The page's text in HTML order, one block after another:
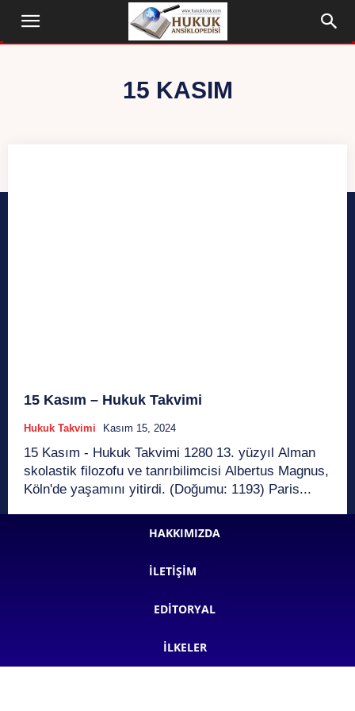
15 KASIM
15 Kasım – Hukuk Takvimi
Hukuk Takvimi Kasım 15, 2024
15 Kasım - Hukuk Takvimi 1280 13. yüzyıl Alman
skolastik filozofu ve tanrıbilimcisi Albertus Magnus,
Köln'de yaşamını yitirdi. (Doğumu: 1193) Paris...
HAKKIMIZDA
İLETIŞIM
EDITORYAL
İLKELER